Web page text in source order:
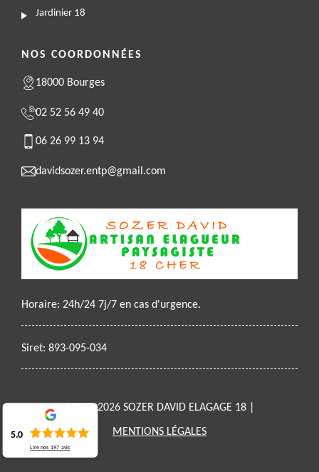
Jardinier 18
NOS COORDONNÉES
18000 Bourges
02 52 56 49 40
06 26 99 13 94
davidsozer.entp@gmail.com
Horaire: 24h/24 7j/7 en cas d'urgence.
Siret: 893-095-034
2021 - 2026 SOZER DAVID ELAGAGE 18 |
MENTIONS LÉGALES
5.0
Lire nos197 avis